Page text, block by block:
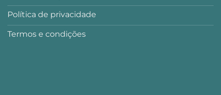
Política de privacidade
Termos e condições